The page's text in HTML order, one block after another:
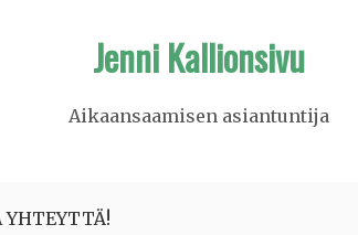
Jenni Kallionsivu
Aikaansaamisen asiantuntija
YHTEYTTÄ!